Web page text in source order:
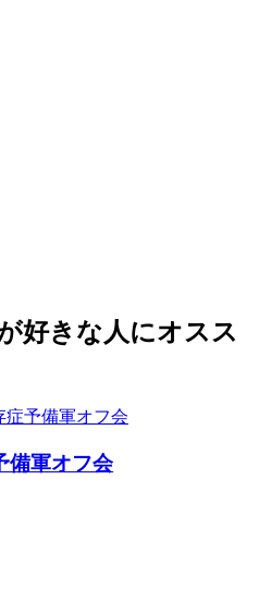
好きな人にオスス
備軍オフ会